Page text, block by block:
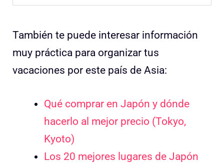
También te puede interesar información
muy práctica para organizar tus
vacaciones por este país de Asia:
Qué comprar en Japón y dónde
hacerlo al mejor precio (Tokyo,
Kyoto)
Los 20 mejores lugares de Japón